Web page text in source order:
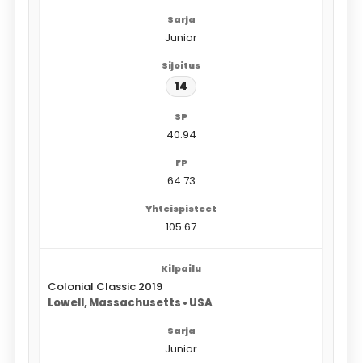
Junior
14
40.94
64.73
105.67
Colonial Classic 2019
Lowell, Massachusetts • USA
Junior